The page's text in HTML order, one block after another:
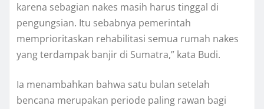
karena sebagian nakes masih harus tinggal di
pengungsian. Itu sebabnya pemerintah
memprioritaskan rehabilitasi semua rumah nakes
yang terdampak banjir di Sumatra,” kata Budi.
Ia menambahkan bahwa satu bulan setelah
bencana merupakan periode paling rawan bagi